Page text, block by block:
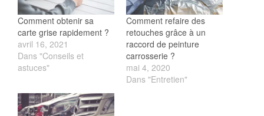
Comment obtenir sa
carte grise rapidement ?
avril 16, 2021
Dans "Conseils et
astuces"
Comment refaire des
retouches grâce à un
raccord de peinture
carrosserie ?
mai 4, 2020
Dans "Entretien"